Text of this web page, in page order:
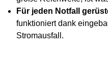
Für jeden Notfall
funktioniert dank
Stromausfall.